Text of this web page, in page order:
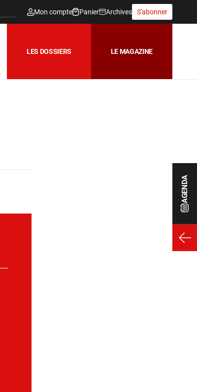
AGENDA
Mon compte Panier Archives S'abonner
LES DOSSIERS LE MAGAZINE